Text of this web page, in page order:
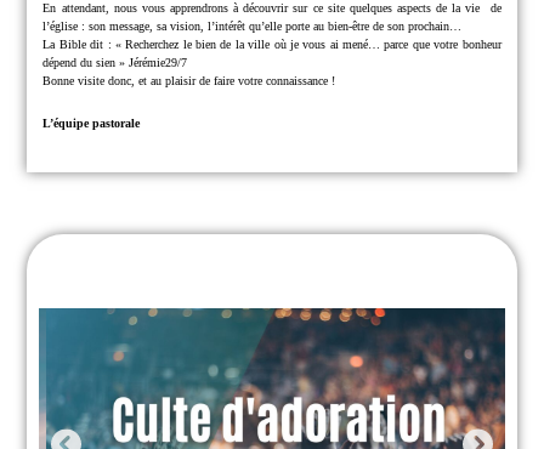
En attendant, nous vous apprendrons à découvrir sur ce site quelques aspects de la vie de
l’église : son message, sa vision, l’intérêt qu’elle porte au bien-être de son prochain…
La Bible dit : « Recherchez le bien de la ville où je vous ai mené… parce quevotre bonheur
dépend du sien » Jérémie29/7
Bonne visite donc, et au plaisir de faire votre connaissance !
L’équipe pastorale